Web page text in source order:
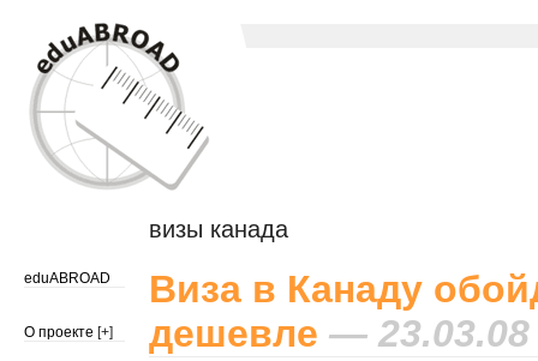
визы канада
eduABROAD
О проекте [+]
Виза в Канаду
дешевле — 23.03.08